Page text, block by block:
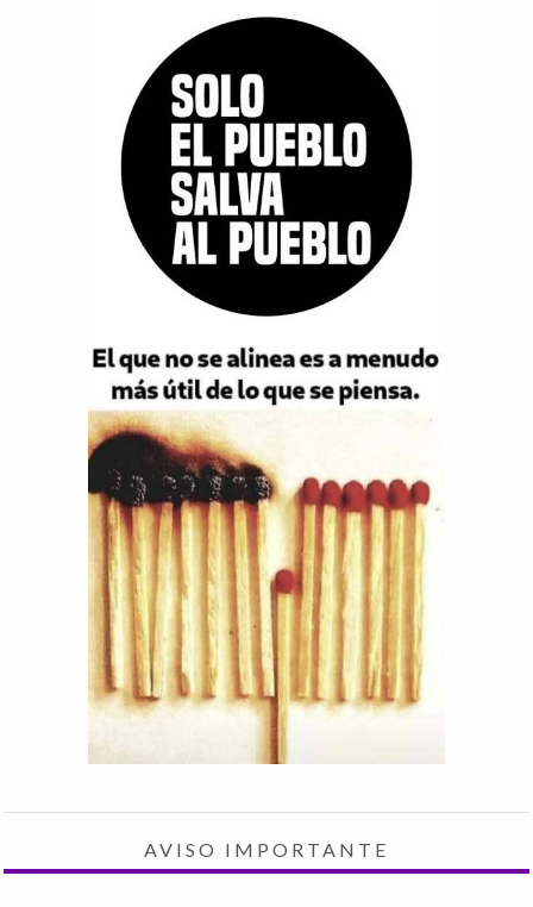
AVISO IMPORTANTE